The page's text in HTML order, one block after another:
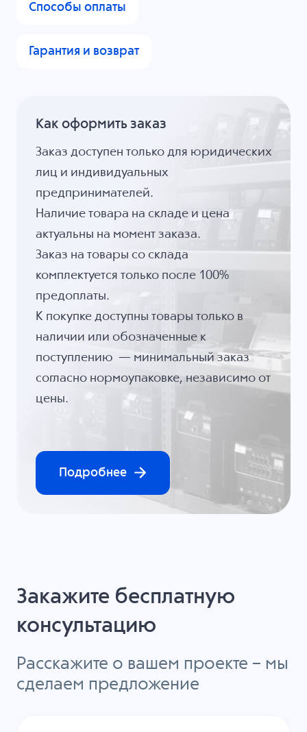
Способы оплаты
Гарантия и возврат
Как оформить заказ
Заказ доступен только для юридических
лиц и индивидуальных
предпринимателей.
Наличие товара на складе и цена
актуальны на момент заказа.
Заказ на товары со склада
комплектуется только после 100%
предоплаты.
К покупке доступны товары только в
наличии или обозначенные к
поступлению — минимальный заказ
согласно нормоупаковке, независимо от
цены.
Подробнее
Закажите бесплатную
консультацию
Расскажите о вашем проекте – мы
сделаем предложение